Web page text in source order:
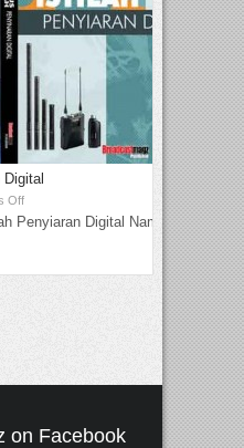
Off
Penyiaran Digital Nama
on Facebook